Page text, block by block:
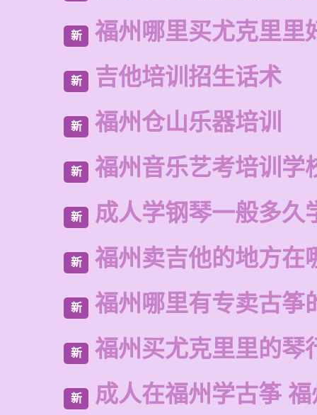
新 福州哪里买尤克里里
新 吉他培训招生话术
新 福州仓山乐器培训
新 福州音乐艺考培训学
新 成人学钢琴一般多久
新 福州卖吉他的地方在
新 福州哪里有专卖古筝
新 福州买尤克里里的琴
新 成人在福州学古筝